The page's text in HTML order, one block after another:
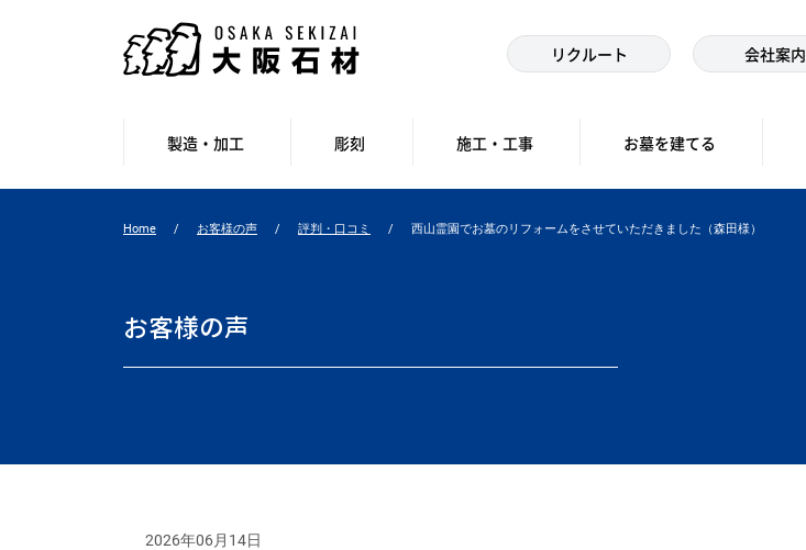
リクルート 会社案内
製造・加工 彫刻 施工・工事 お墓を建てる
Home お客様の声 評判・口コミ 西山霊園でお墓のリフォームをさせていただきました（森田様）
お客様の声
2026年06月14日